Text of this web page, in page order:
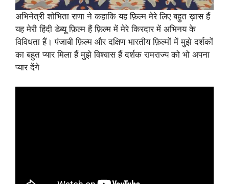
अभिनेत्री शोभिता राणा ने कहाकि यह फ़िल्म मेरे लिए बहुत ख़ास हैं
यह मेरी हिंदी डेब्यू फ़िल्म हैं फ़िल्म में मेरे किरदार में अभिनय के
विविधता हैं। पंजाबी फ़िल्म और दक्षिण भारतीय फ़िल्मों में मुझे दर्शकों
का बहुत प्यार मिला हैं मुझे विश्वास हैं दर्शक रामराज्य को भो अपना
प्यार देंगे